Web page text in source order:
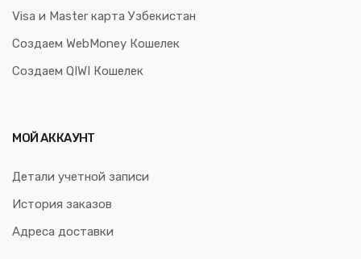
Visa и Master карта Узбекистан
Создаем WebMoney Кошелек
Создаем QIWI Кошелек
МОЙ АККАУНТ
Детали учетной записи
История заказов
Адреса доставки